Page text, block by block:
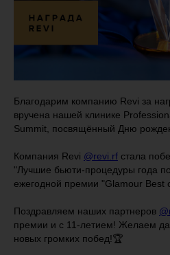
Благодарим компанию Revi за
вручена нашей клинике
Summit, посвящённый Дню
Компания Revi @revi.rf стала
"Лучшие бьюти-процедуры года
ежегодной премии "Glamour Best
Поздравляем наших партнеров
премии и с 11-летием! Желаем
новых громких побед!🏆